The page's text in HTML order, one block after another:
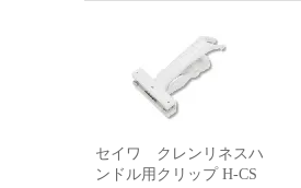
セイワ クレンリネスハ
ンドル用クリップ H-CS